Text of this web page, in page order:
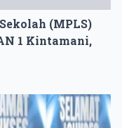
(MPLS)
1 Kintamani,